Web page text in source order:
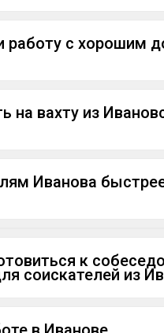
работу с хорошим
на вахту из
Иванова
к
соискателей из